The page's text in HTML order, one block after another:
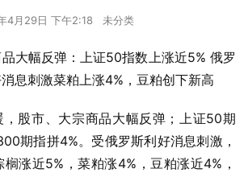
4月29日 下午2:18 未分类
大幅反弹：上证50指数上涨近5% 俄罗
息刺激菜粕上涨4%，豆粕创下新高
，股市、大宗商品大幅反弹；上证50期
期指拼4%。受俄罗斯利好消息刺激，
涨近5%，菜粕涨4%，豆粕涨近4%，